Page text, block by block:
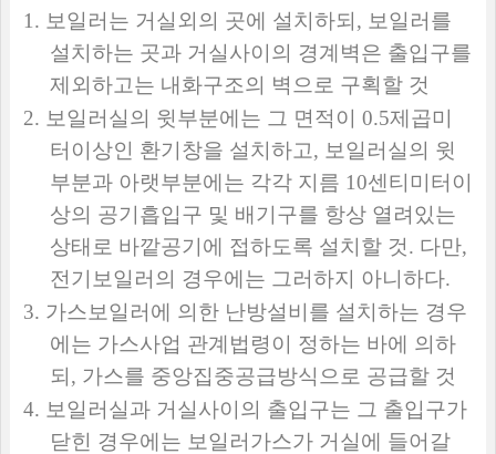
1. 보일러는 거실외의 곳에 설치하되, 보일러를
설치하는 곳과 거실사이의 경계벽은 출입구를
제외하고는 내화구조의 벽으로 구획할 것
2. 보일러실의 윗부분에는 그 면적이 0.5제곱미
터이상인 환기창을 설치하고, 보일러실의 윗
부분과 아랫부분에는 각각 지름 10센티미터이
상의 공기흡입구 및 배기구를 항상 열려있는
상태로 바깥공기에 접하도록 설치할 것. 다만,
전기보일러의 경우에는 그러하지 아니하다.
3. 가스보일러에 의한 난방설비를 설치하는 경우
에는 가스사업 관계법령이 정하는 바에 의하
되, 가스를 중앙집중공급방식으로 공급할 것
4. 보일러실과 거실사이의 출입구는 그 출입구가
닫힌 경우에는 보일러가스가 거실에 들어갈